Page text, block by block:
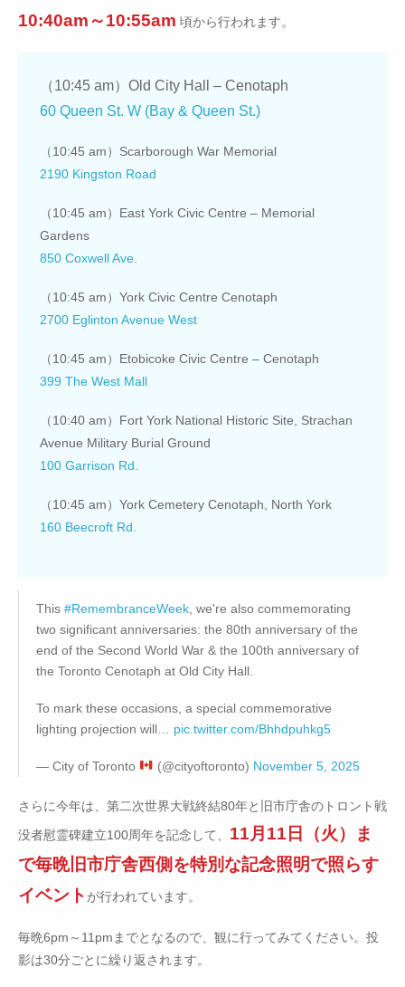
10:40am～10:55am 頃から行われます。
（10:45 am）Old City Hall – Cenotaph
60 Queen St. W (Bay & Queen St.)
（10:45 am）Scarborough War Memorial
2190 Kingston Road
（10:45 am）East York Civic Centre – Memorial
Gardens
850 Coxwell Ave.
（10:45 am）York Civic Centre Cenotaph
2700 Eglinton Avenue West
（10:45 am）Etobicoke Civic Centre – Cenotaph
399 The West Mall
（10:40 am）Fort York National Historic Site, Strachan
Avenue Military Burial Ground
100 Garrison Rd.
（10:45 am）York Cemetery Cenotaph, North York
160 Beecroft Rd.
This #RemembranceWeek , we're also commemorating
two significant anniversaries: the 80th anniversary of the
end of the Second World War & the 100th anniversary of
the Toronto Cenotaph at Old City Hall.
To mark these occasions, a special commemorative
lighting projection will… pic.twitter.com/Bhhdpuhkg5
— City of Toronto (@cityoftoronto) November 5, 2025
さらに今年は、第二次世界大戦終結80年と旧市庁舎のトロント戦
没者慰霊碑建立100周年を記念して、 11月11日（火）ま
で毎晩旧市庁舎西側を特別な記念照明で照らす
イベント が行われています。
毎晩6pm～11pmまでとなるので、観に行ってみてください。投
影は30分ごとに繰り返されます。